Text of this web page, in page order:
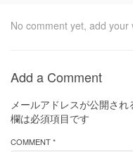
No comment yet, add your
Add a Comment
メールアドレスが公開され
欄は必須項目です
COMMENT *